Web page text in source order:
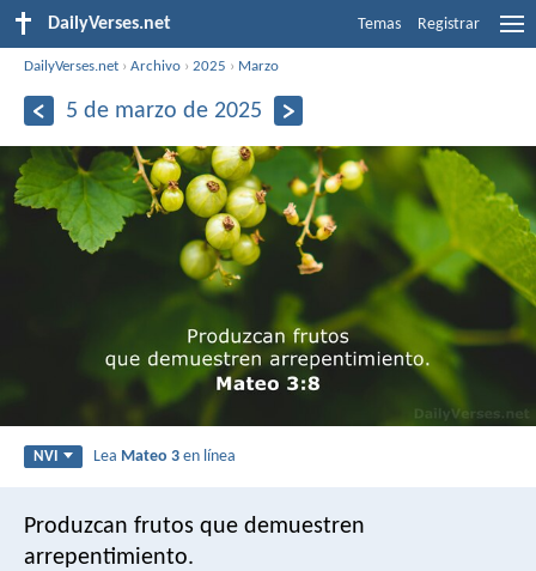
DailyVerses.net Temas Registrar
DailyVerses.net ›Archivo ›2025 › Marzo
5 de marzo de 2025
NVI Lea Mateo 3 en línea
Produzcan frutos que demuestren
arrepentimiento.